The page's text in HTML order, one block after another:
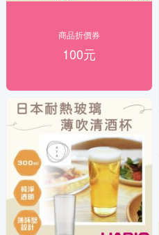
商品折價券
100元